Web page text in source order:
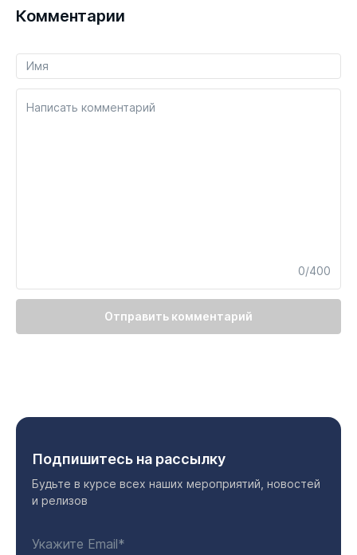
Комментарии
Написать комментарий
0/400
Отправить комментарий
Подпишитесь на рассылку
Будьте в курсе всех наших мероприятий, новостей
и релизов